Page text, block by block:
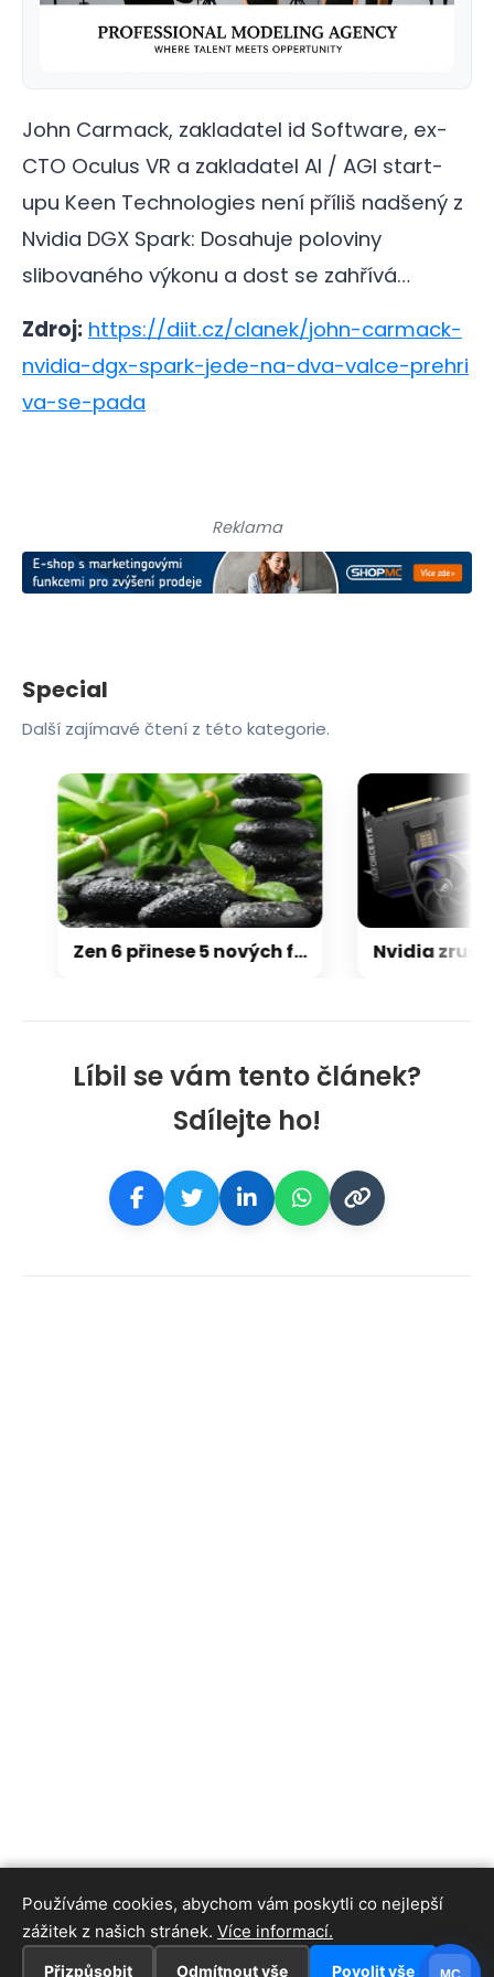
John Carmack, zakladatel id Software, ex-
CTO Oculus VR a zakladatel AI / AGI start-
upu Keen Technologies není příliš nadšený z
Nvidia DGX Spark: Dosahuje poloviny
slibovaného výkonu a dost se zahřívá…
Zdroj: https://diit.cz/clanek/john-carmack-
nvidia-dgx-spark-jede-na-dva-valce-prehri
va-se-pada
Líbil se vám tento článek?
Sdílejte ho!
Reklama
Special
Další zajímavé čtení z této kategorie.
Zen 6 přinese 5 nových funkcí pro vyšší stabilitu výkonu, nejen herního
Používáme cookies, abychom vám poskytli co nejlepší
zážitek z našich stránek. Více informací.
Přizpůsobit Odmítnout vše Povolit vše